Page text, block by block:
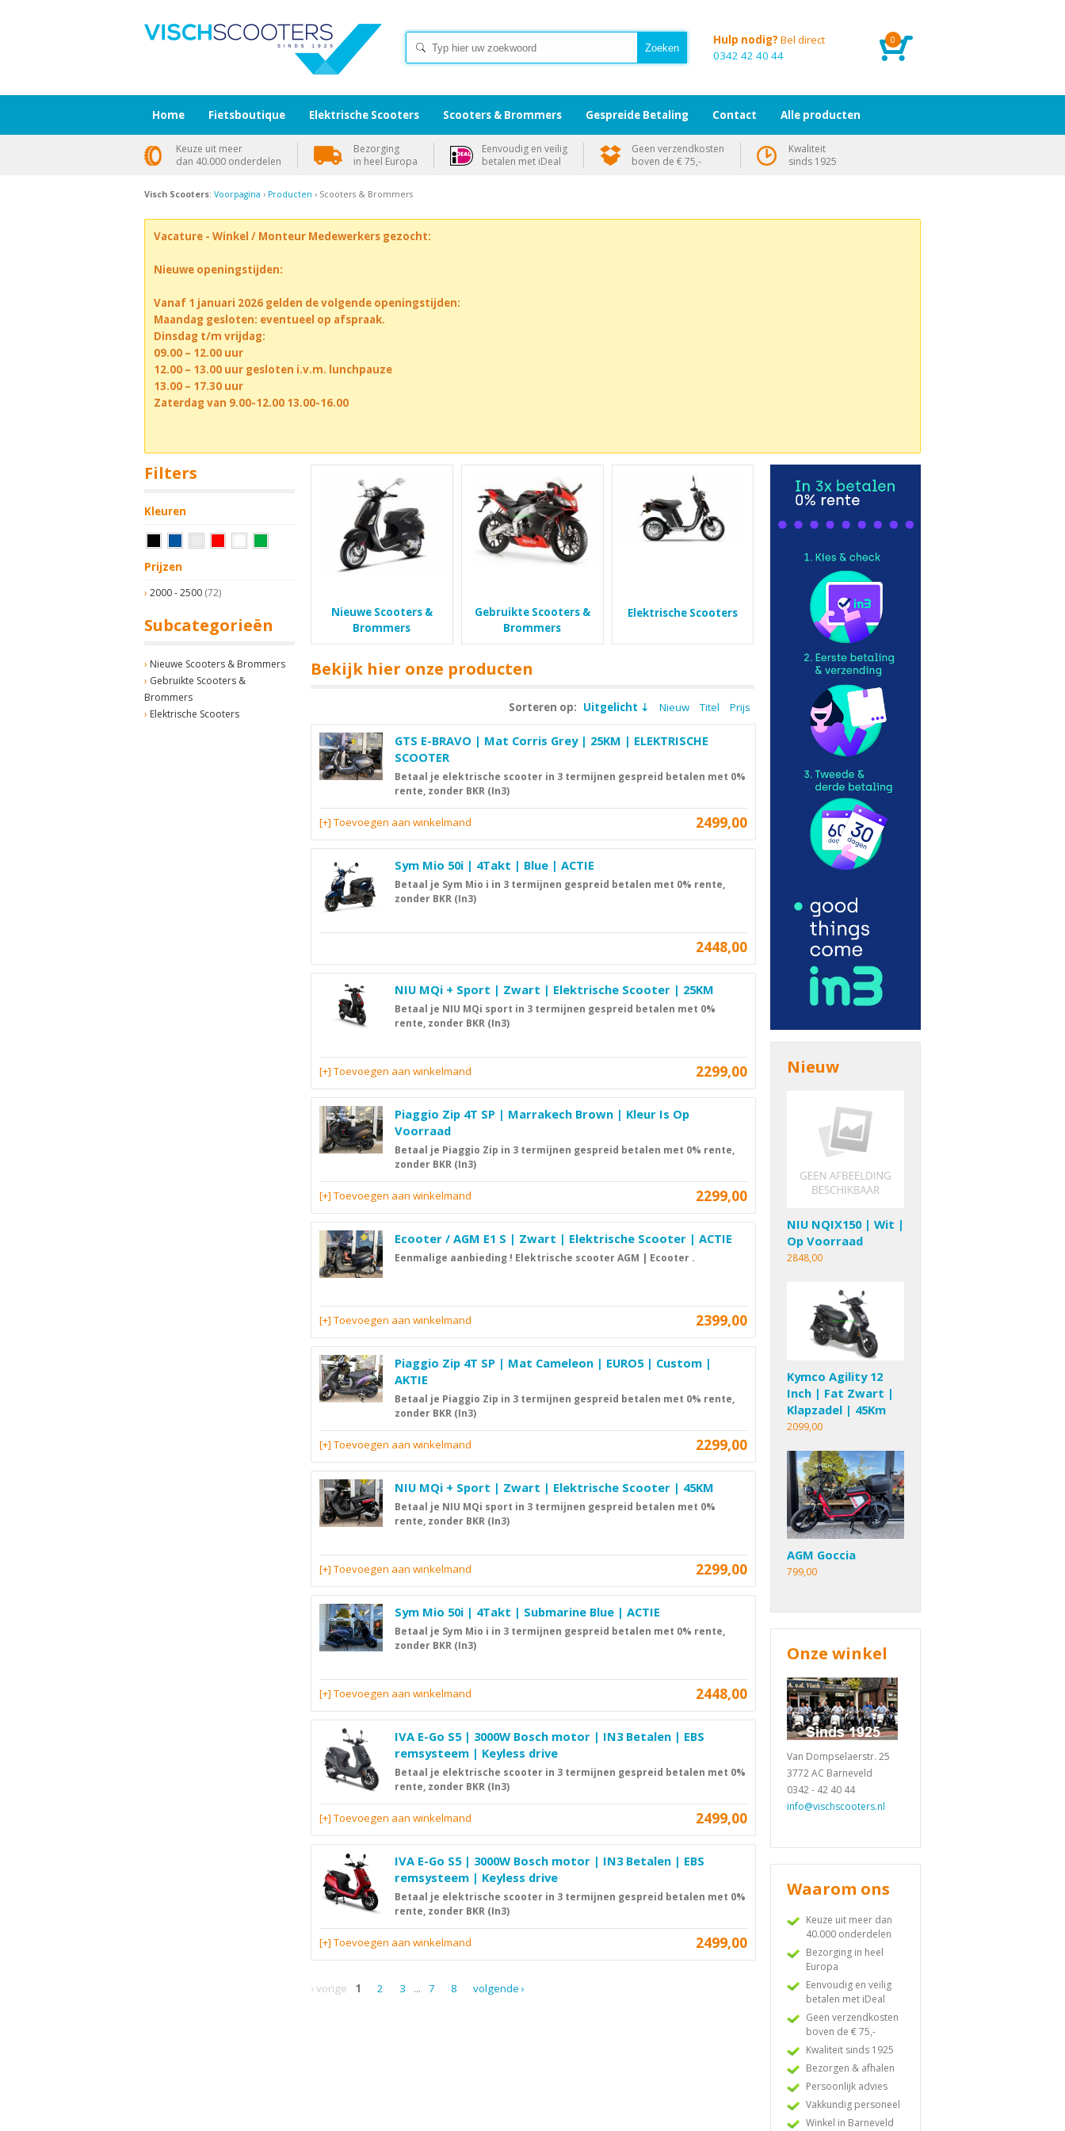
0
Hulp nodig? Bel direct
0342 42 40 44
Visch Scooters: Voorpagina › Producten › Scooters & Brommers
Vacature - Winkel / Monteur Medewerkers gezocht:
Nieuwe openingstijden:
Vanaf 1 januari 2026 gelden de volgende openingstijden:
Maandag gesloten: eventueel op afspraak.
Dinsdag t/m vrijdag:
09.00 – 12.00 uur
12.00 – 13.00 uur gesloten i.v.m. lunchpauze
13.00 – 17.30 uur
Zaterdag van 9.00-12.00 13.00-16.00
Filters
Kleuren
Prijzen
2000 - 2500 (72)
Subcategorieën
Nieuwe Scooters & Brommers
Gebruikte Scooters &
Brommers
Elektrische Scooters
Nieuwe Scooters &
Brommers
Gebruikte Scooters &
Brommers
Elektrische Scooters
Bekijk hier onze producten
Sorteren op: Uitgelicht Nieuw Titel Prijs
GTS E-BRAVO | Mat Corris Grey | 25KM | ELEKTRISCHE
SCOOTER
Betaal je elektrische scooter in 3 termijnen gespreid betalen met 0%
rente, zonder BKR (In3)
2499,00
[+] Toevoegen aan winkelmand
Sym Mio 50i | 4Takt | Blue | ACTIE
Betaal je Sym Mio i in 3 termijnen gespreid betalen met 0% rente,
zonder BKR (In3)
2448,00
NIU MQi + Sport | Zwart | Elektrische Scooter | 25KM
Betaal je NIU MQi sport in 3 termijnen gespreid betalen met 0%
rente, zonder BKR (In3)
2299,00
[+] Toevoegen aan winkelmand
Piaggio Zip 4T SP | Marrakech Brown | Kleur Is Op
Voorraad
Betaal je Piaggio Zip in 3 termijnen gespreid betalen met 0% rente,
zonder BKR (In3)
2299,00
[+] Toevoegen aan winkelmand
Ecooter / AGM E1 S | Zwart | Elektrische Scooter | ACTIE
Eenmalige aanbieding ! Elektrische scooter AGM | Ecooter .
2399,00
[+] Toevoegen aan winkelmand
Piaggio Zip 4T SP | Mat Cameleon | EURO5 | Custom |
AKTIE
Betaal je Piaggio Zip in 3 termijnen gespreid betalen met 0% rente,
zonder BKR (In3)
2299,00
[+] Toevoegen aan winkelmand
NIU MQi + Sport | Zwart | Elektrische Scooter | 45KM
Betaal je NIU MQi sport in 3 termijnen gespreid betalen met 0%
rente, zonder BKR (In3)
2299,00
[+] Toevoegen aan winkelmand
Sym Mio 50i | 4Takt | Submarine Blue | ACTIE
Betaal je Sym Mio i in 3 termijnen gespreid betalen met 0% rente,
zonder BKR (In3)
2448,00
[+] Toevoegen aan winkelmand
IVA E-Go S5 | 3000W Bosch motor | IN3 Betalen | EBS
remsysteem | Keyless drive
Betaal je elektrische scooter in 3 termijnen gespreid betalen met 0%
rente, zonder BKR (In3)
2499,00
[+] Toevoegen aan winkelmand
IVA E-Go S5 | 3000W Bosch motor | IN3 Betalen | EBS
remsysteem | Keyless drive
Betaal je elektrische scooter in 3 termijnen gespreid betalen met 0%
rente, zonder BKR (In3)
2499,00
[+] Toevoegen aan winkelmand
‹ vorige 1 2 3 ... 7 8 volgende ›
Nieuw
NIU NQIX150 | Wit |
Op Voorraad
2848,00
Kymco Agility 12
Inch | Fat Zwart |
Klapzadel | 45Km
2099,00
AGM Goccia
799,00
Onze winkel
Van Dompselaerstr. 25
3772 AC Barneveld
0342 - 42 40 44
info@vischscooters.nl
Waarom ons
Keuze uit meer dan
40.000 onderdelen
Bezorging in heel
Europa
Eenvoudig en veilig
betalen met iDeal
Geen verzendkosten
boven de € 75,-
Kwaliteit sinds 1925
Bezorgen & afhalen
Persoonlijk advies
Vakkundig personeel
Winkel in Barneveld
Home Fietsboutique Elektrische Scooters Scooters & Brommers Gespreide Betaling Contact Alle producten
Keuze uit meer
dan 40.000 onderdelen
Bezorging
in heel Europa
Eenvoudig en veilig
betalen met iDeal
Geen verzendkosten
boven de € 75,-
Kwaliteit
sinds 1925